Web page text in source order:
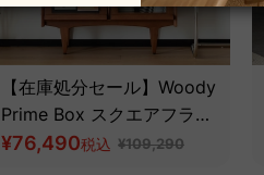
【在庫処分セール】Woody
Prime Box スクエアフラッ
プキャビネット
¥76,490税込 ¥109,290